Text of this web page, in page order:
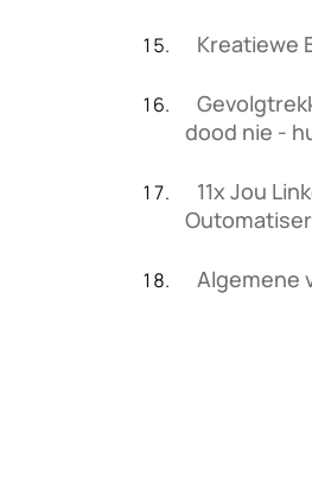
Kreatiewe
dood nie -
11x Jou
Algemene